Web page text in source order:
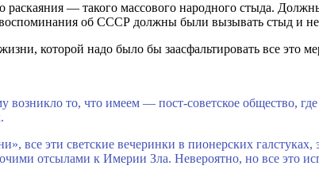
раскаяния — такого массового народного стыда.
об СССР должны были вызывать стыд и
которой надо было бы заасфальтировать все это
возникло то, что имеем — пост-советское общество,
все эти светские вечеринки в пионерских
отсылами к Имерии Зла. Невероятно, но все это